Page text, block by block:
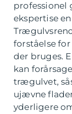
professionel
ekspertise
forståelse
der bruges.
kan
trægulvet,
ujævne
yderligere